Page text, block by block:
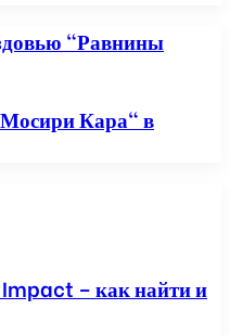
"Равнины
Кара" в
– как найти и